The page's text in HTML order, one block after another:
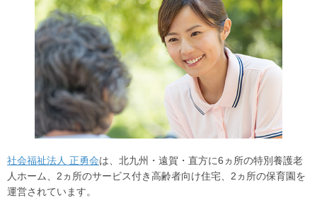
社会福祉法人 正勇会は、北九州・遠賀・直方に6ヵ所の特別養護老
人ホーム、2ヵ所のサービス付き高齢者向け住宅、2ヵ所の保育園を
運営されています。